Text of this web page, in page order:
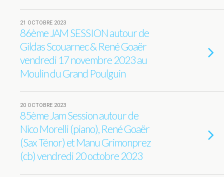
21 OCTOBRE 2023
86ème JAM SESSION autour de
Gildas Scouarnec & René Goaër
vendredi 17 novembre 2023 au
Moulin du Grand Poulguin
20 OCTOBRE 2023
85ème Jam Session autour de
Nico Morelli (piano), René Goaër
(Sax Ténor) et Manu Grimonprez
(cb) vendredi 20 octobre 2023